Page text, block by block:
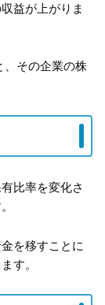
益が上がりま
、その企業の株
比率を変化さ
を移すことに
す。